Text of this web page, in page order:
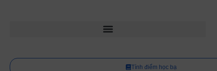
Tính điểm học bạ